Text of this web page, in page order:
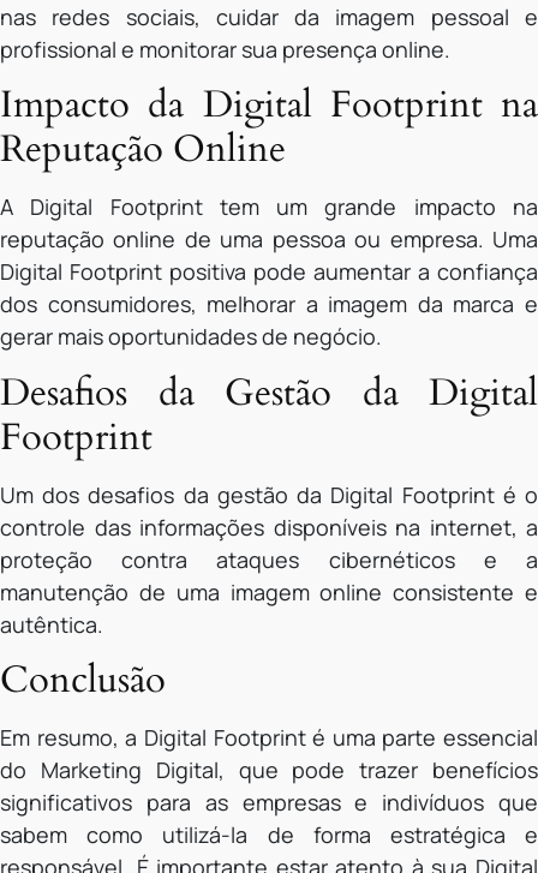
nas redes sociais, cuidar da imagem pessoal e
profissional e monitorar sua presença online.
Impacto da Digital Footprint na
Reputação Online
A Digital Footprint tem um grande impacto na
reputação online de uma pessoa ou empresa. Uma
Digital Footprint positiva pode aumentar a confiança
dos consumidores, melhorar a imagem da marca e
gerar mais oportunidades de negócio.
Desafios da Gestão da Digital
Footprint
Um dos desafios da gestão da Digital Footprint é o
controle das informações disponíveis na internet, a
proteção contra ataques cibernéticos e a
manutenção de uma imagem online consistente e
autêntica.
Conclusão
Em resumo, a Digital Footprint é uma parte essencial
do Marketing Digital, que pode trazer benefícios
significativos para as empresas e indivíduos que
sabem como utilizá-la de forma estratégica e
responsável. É importante estar atento à sua Digital